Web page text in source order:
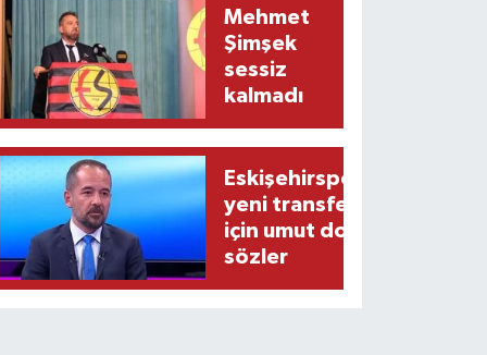
Mehmet
Şimşek
sessiz
kalmadı
Eskişehirspor’un
yeni transferi
için umut dolu
sözler